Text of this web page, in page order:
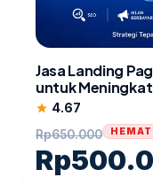
Jasa Landing
untuk
star 4.67
Rp650.000
Rp